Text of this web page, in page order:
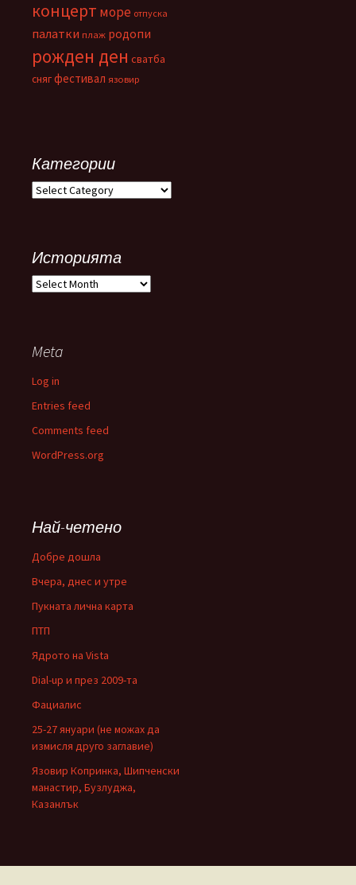
концерт море отпуска
палатки плаж родопи
рожден ден сватба
снягфестивал язовир
Категории
Категории
Историята
Историята
Meta
Log in
Entries feed
Comments feed
WordPress.org
Най-четено
Добре дошла
Вчера, днес и утре
Пукната лична карта
ПТП
Ядрото на Vista
Dial-up и през 2009-та
Фациалис
25-27 януари (не можах да
измисля друго заглавие)
Язовир Копринка, Шипченски
манастир, Бузлуджа,
Казанлък